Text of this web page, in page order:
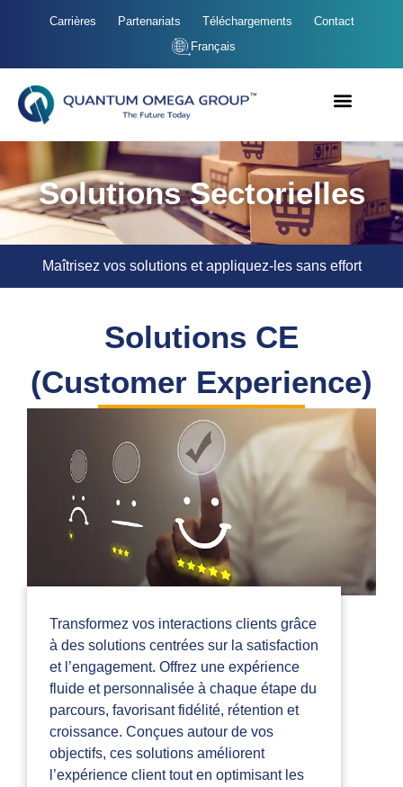
Carrières Partenariats Téléchargements
Contact
Français
Solutions Sectorielles
Maîtrisez vos solutions et appliquez-les sans effort
Solutions CE
(Customer Experience)
Transformez vos interactions clients grâce
à des solutions centrées sur la satisfaction
et l’engagement. Offrez une expérience
fluide et personnalisée à chaque étape du
parcours, favorisant fidélité, rétention et
croissance. Conçues autour de vos
objectifs, ces solutions améliorent
l’expérience client tout en optimisant les